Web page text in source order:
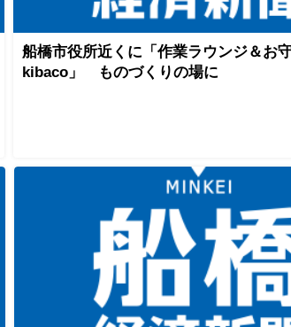
船橋市役所近くに「作業ラウンジ＆お
kibaco」 ものづくりの場に